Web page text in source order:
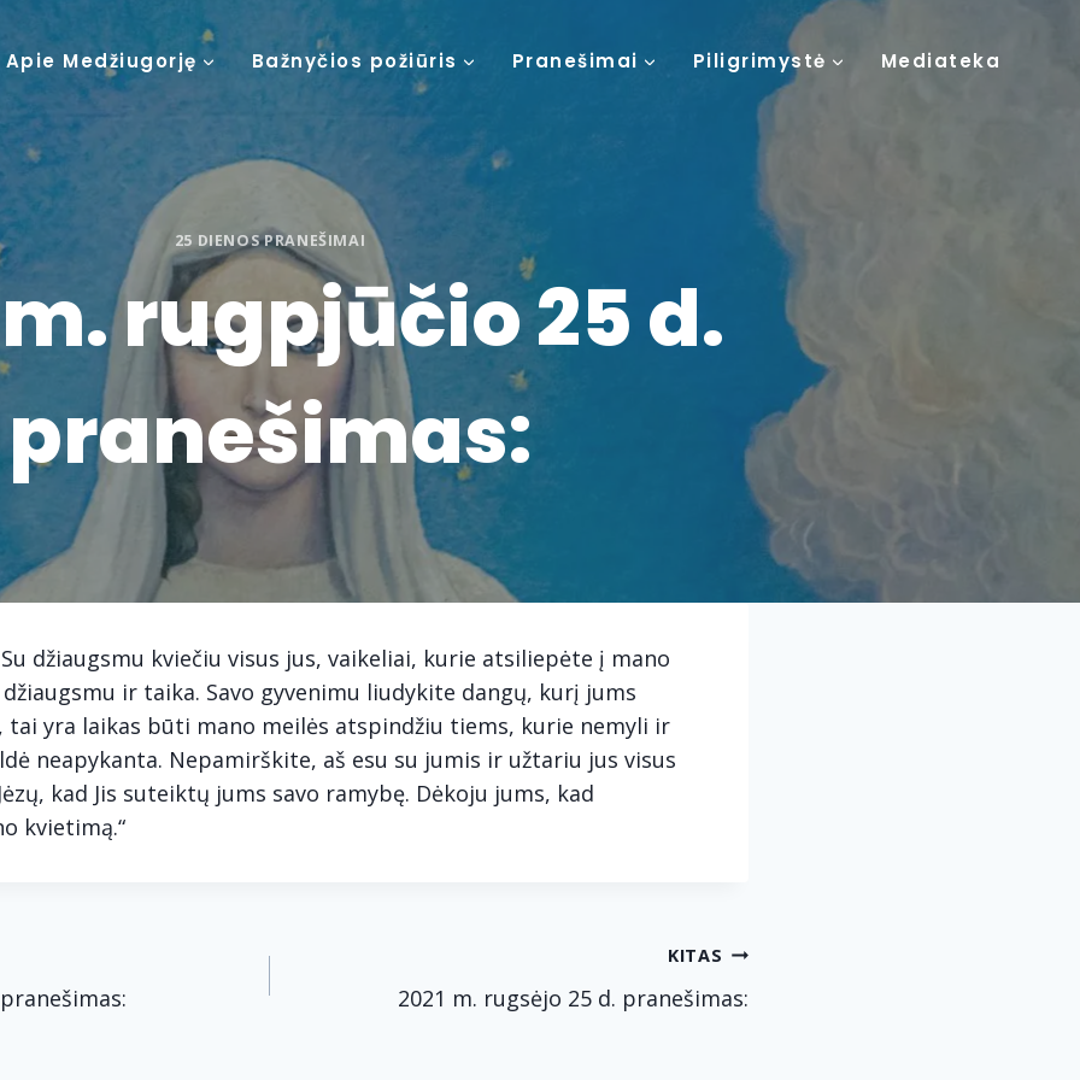
Apie Medžiugorję Bažnyčios požiūris Pranešimai Piligrimystė Mediateka
25 DIENOS PRANEŠIMAI
m. rugpjūčio 25 d.
pranešimas:
džiaugsmu kviečiu visus jus, vaikeliai, kurie atsiliepėte į mano
ir taika. Savo gyvenimu liudykite dangų, kurį jums
tai yra laikas būti mano meilės atspindžiu tiems, kurie nemyli ir
neapykanta. Nepamirškite, aš esu su jumis ir užtariu jus visus
kad Jis suteiktų jums savo ramybę. Dėkoju jums, kad
kvietimą.“
KITAS
2021 m. rugsėjo 25 d. pranešimas: